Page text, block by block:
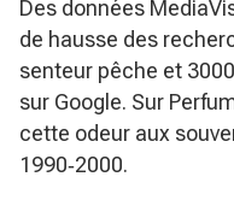
Des données
de hausse des
senteur pêche et
sur Google. Sur
cette odeur aux
1990‑2000.